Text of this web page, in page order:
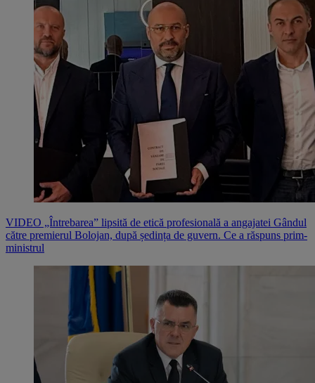
VIDEO „Întrebarea” lipsită de etică profesională a angajatei Gândul
către premierul Bolojan, după ședința de guvern. Ce a răspuns prim-
ministrul